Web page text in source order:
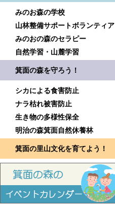
みのお森の学校
山林整備サポートボランティア
みのおの森のセラピー
自然学習・山麓学習
箕面の森を守ろう！
シカによる食害防止
ナラ枯れ被害防止
生き物の多様性保全
明治の森箕面自然休養林
箕面の里山文化を育てよう！